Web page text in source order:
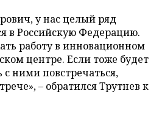
у нас целый ряд
в Российскую Федерацию.
работу в инновационном
центре. Если тоже будет
ними повстречаться,
– обратился Трутнев к